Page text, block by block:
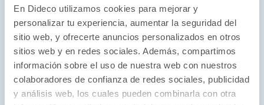
En Dideco utilizamos cookies para mejorar y
personalizar tu experiencia, aumentar la seguridad del
sitio web, y ofrecerte anuncios personalizados en otros
sitios web y en redes sociales. Además, compartimos
información sobre el uso de nuestra web con nuestros
colaboradores de confianza de redes sociales, publicidad
y análisis web, los cuales pueden combinarla con otra
todas las edades y han sido avalados por
varios premios internacionales. Sis diseños
son únicos, con una seña de identidad
inconfundible, y su calidad y durabilidad es
indiscutible. Pero, ¡eso no es todo! No olvides
adquirir uno de sus cascos, rodilleras y